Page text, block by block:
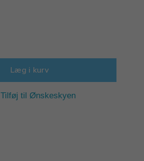
Læg i kurv
Tilføj til Ønskeskyen